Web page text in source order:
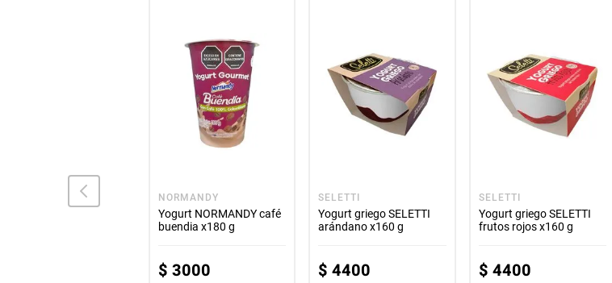
NORMANDY
Yogurt NORMANDY café
buendia x180 g
$ 3000
SELETTI
Yogurt griego SELETTI
arándano x160 g
$ 4400
SELETTI
Yogurt griego SELETTI
frutos rojos x160 g
$ 4400